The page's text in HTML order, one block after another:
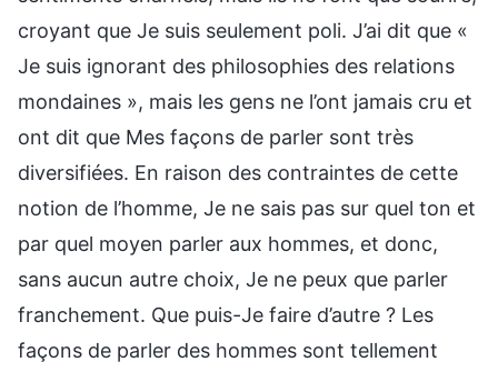
croyant que Je suis seulement poli. J’ai dit que «
Je suis ignorant des philosophies des relations
mondaines », mais les gens ne l’ont jamais cru et
ont dit que Mes façons de parler sont très
diversifiées. En raison des contraintes de cette
notion de l’homme, Je ne sais pas sur quel ton et
par quel moyen parler aux hommes, et donc,
sans aucun autre choix, Je ne peux que parler
franchement. Que puis-Je faire d’autre ? Les
façons de parler des hommes sont tellement